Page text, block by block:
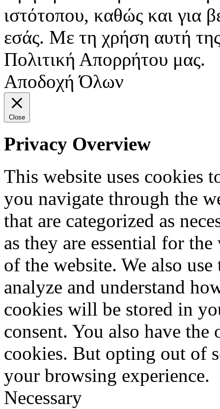
ιστότοπου, καθώς και για
εσάς. Με τη χρήση αυτή
Πολιτική Απορρήτου μας.
Αποδοχή Όλων
Close
Privacy Overview
This website uses cookies
you navigate through the
that are categorized as
as they are essential for
of the website. We also
analyze and understand
cookies will be stored in
consent. You also have
cookies. But opting out of
your browsing experience.
Necessary